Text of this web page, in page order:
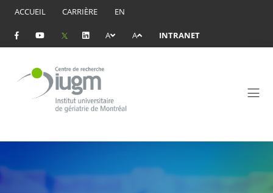
ACCUEIL CARRIÈRE EN
A A INTRANET